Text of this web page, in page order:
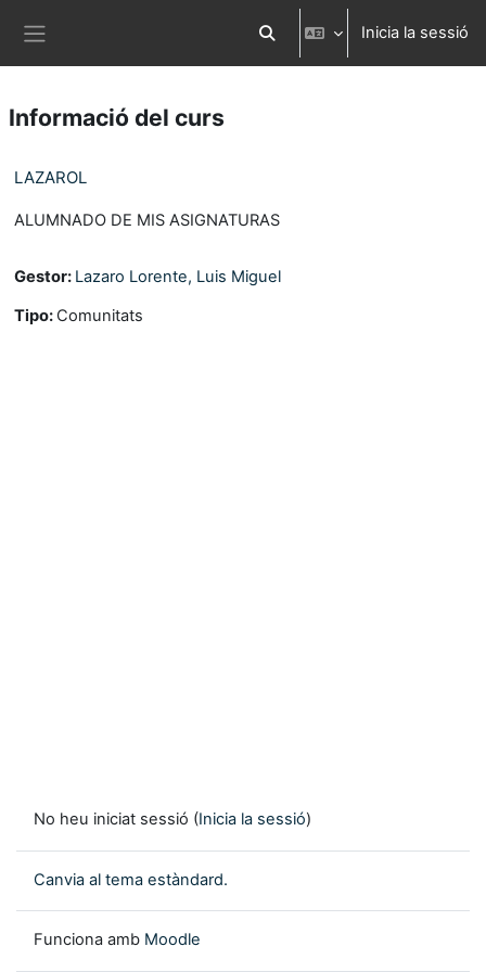
Commuta l'entrada de la cerca
Inicia la sessió
Informació del curs
LAZAROL
ALUMNADO DE MIS ASIGNATURAS
Gestor: Lazaro Lorente, Luis Miguel
Tipo: Comunitats
No heu iniciat sessió (Inicia la sessió)
Canvia al tema estàndard.
Funciona amb Moodle